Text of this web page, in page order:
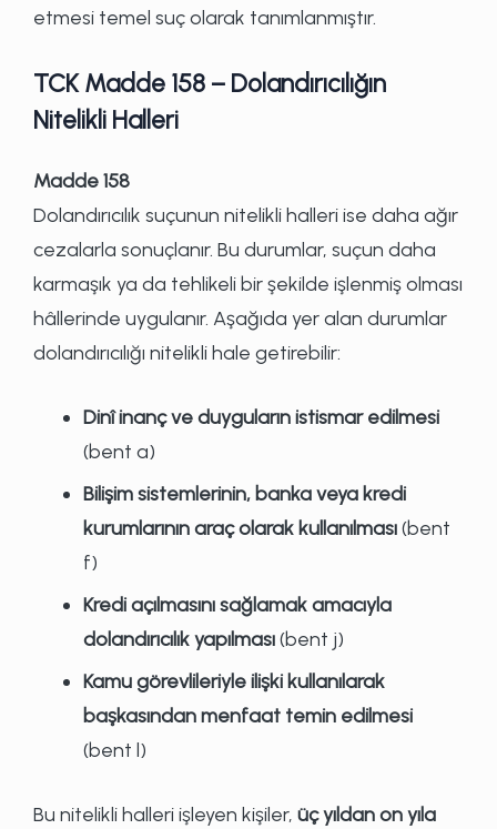
etmesi temel suç olarak tanımlanmıştır.
TCK Madde 158 – Dolandırıcılığın
Nitelikli Halleri
Madde 158
Dolandırıcılık suçunun nitelikli halleri ise daha ağır
cezalarla sonuçlanır. Bu durumlar, suçun daha
karmaşık ya da tehlikeli bir şekilde işlenmiş olması
hâllerinde uygulanır. Aşağıda yer alan durumlar
dolandırıcılığı nitelikli hale getirebilir:
Dinî inanç ve duyguların istismar edilmesi
(bent a)
Bilişim sistemlerinin, banka veya kredi
kurumlarının araç olarak kullanılması(bent
f)
Kredi açılmasını sağlamak amacıyla
dolandırıcılık yapılması(bent j)
Kamu görevlileriyle ilişki kullanılarak
başkasından menfaat temin edilmesi
(bent l)
Bu nitelikli halleri işleyen kişiler, üç yıldan on yıla